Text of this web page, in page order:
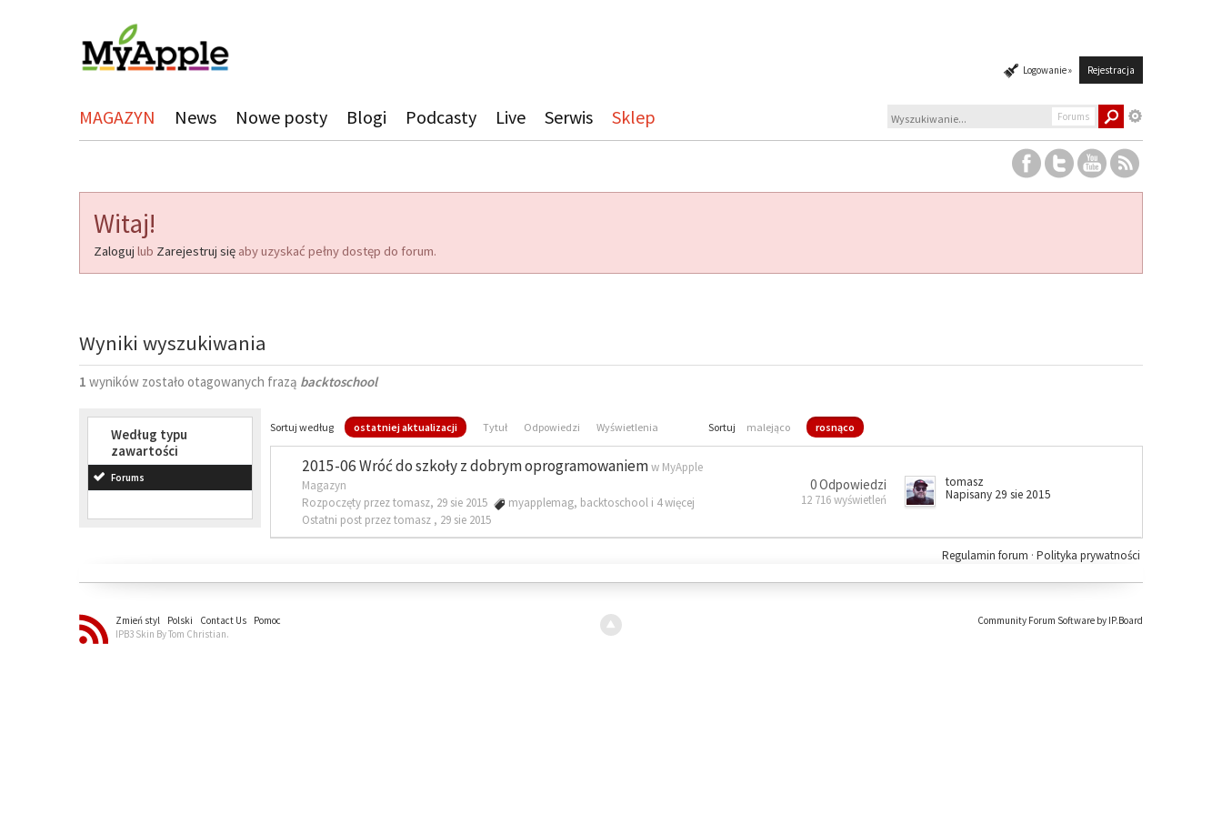
Logowanie » Rejestracja
MAGAZYN News Nowe posty Blogi Podcasty Live Serwis Sklep Forums
Witaj!
Zaloguj lub Zarejestruj się aby uzyskać pełny dostęp do forum.
Wyniki wyszukiwania
1 wyników zostało otagowanych frazą backtoschool
Według typu
zawartości
Forums
Sortuj według ostatniej aktualizacji Tytuł Odpowiedzi Wyświetlenia Sortuj malejąco rosnąco
2015-06 Wróć do szkoły z dobrym oprogramowaniemw MyApple
Magazyn
Rozpoczęty przez tomasz, 29 sie 2015
myapplemag, backtoschool i 4 więcej
Ostatni post przez tomasz , 29 sie 2015
0 Odpowiedzi
12 716 wyświetleń
tomasz
Napisany 29 sie 2015
Polityka prywatności
Regulamin forum ·
Zmień styl Polski Contact Us
Pomoc
IPB3 Skin By Tom Christian.
Community Forum Software by IP.Board